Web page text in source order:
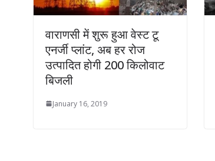
वाराणसी में शुरू हुआ वेस्ट टू
एनर्जी प्लांट, अब हर रोज
उत्पादित होगी 200 किलोवाट
बिजली
January 16, 2019